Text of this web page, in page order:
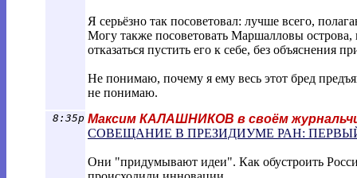
Я серьёзно так посоветовал: лучше всего,
Могу также посоветовать Маршалловы
отказаться пустить его к себе, без объяснения
Не понимаю, почему я ему весь этот бред
не понимаю.
8:35p Максим КАЛАШНИКОВ в своём
СОВЕЩАНИЕ В ПРЕЗИДИУМЕ РАН:
Они "придумывают идеи". Как обустроить